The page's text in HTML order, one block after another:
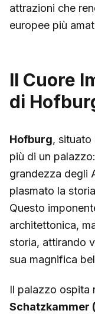
attrazioni che
europee più
Il Cuore
di
Hofburg, situato
più di un
grandezza degli
plasmato la
Questo
architettonica,
storia, attirando
sua magnifica
Il palazzo ospita
Schatzkammer